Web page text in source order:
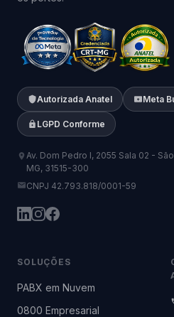
Autorizada Anatel Meta
LGPD Conforme
Av. Dom Pedro I, 2055 Sala 02 -
MG, 31515-300
CNPJ 42.793.818/0001-59
SOLUÇÕES
PABX em Nuvem
0800 Empresarial